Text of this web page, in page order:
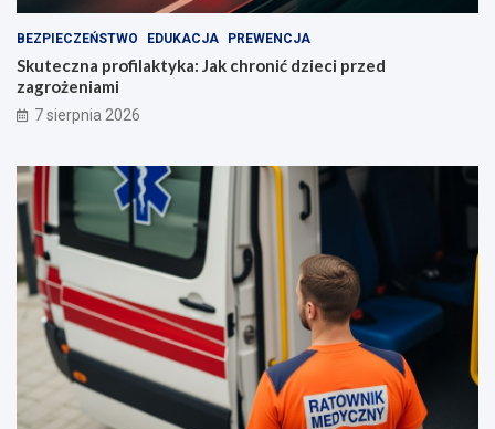
BEZPIECZEŃSTWO EDUKACJA PREWENCJA
Skuteczna profilaktyka: Jak chronić dzieci przed
zagrożeniami
7 sierpnia 2026